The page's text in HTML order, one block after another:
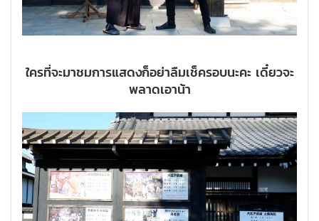
ใครที่จะมาชมการแสดงก็อย่าลืมเช็ครอบนะคะ เดี๋ยวจะ
พลาดเอาน้า